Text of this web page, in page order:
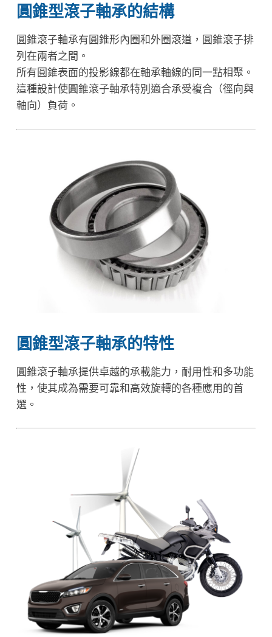
圓錐型滾子軸承的結構
圓錐滾子軸承有圓錐形內圈和外圈滾道，圓錐滾子排
列在兩者之間。
所有圓錐表面的投影線都在軸承軸線的同一點相聚。
這種設計使圓錐滾子軸承特別適合承受複合（徑向與
軸向）負荷。
圓錐型滾子軸承的特性
圓錐滾子軸承提供卓越的承載能力，耐用性和多功能
性，使其成為需要可靠和高效旋轉的各種應用的首
選。